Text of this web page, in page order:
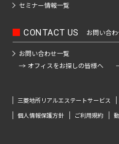
セミナー情報一覧
CONTACT US お問い合
お問い合わせ一覧
オフィスをお探しの皆様へ
三菱地所リアルエステートサービス
個人情報保護方針
ご利用規約